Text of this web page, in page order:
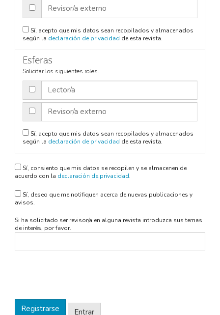
Revisor/a externo
según la declaración de privacidad de esta revista.
Esferas
Solicitar los siguientes roles.
Lector/a
Revisor/a externo
según la declaración de privacidad de esta revista.
acuerdo con la declaración de privacidad.
avisos.
Si ha solicitado ser revisor/a en alguna revista introduzca sus temas
de interés, por favor.
Registrarse Entrar